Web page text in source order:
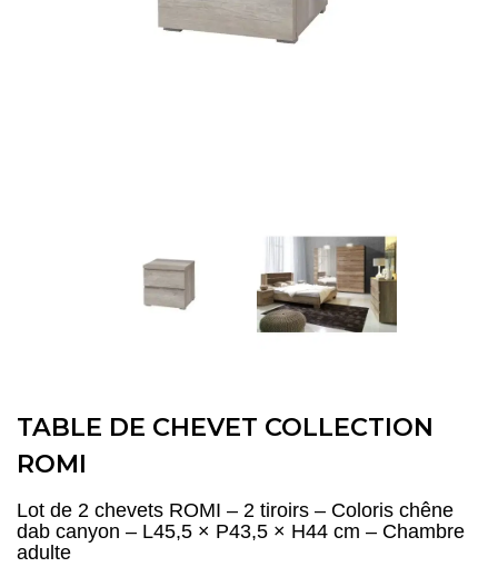
TABLE DE CHEVET COLLECTION
ROMI
Lot de 2 chevets ROMI – 2 tiroirs – Coloris chêne
dab canyon – L45,5 × P43,5 × H44 cm – Chambre
adulte